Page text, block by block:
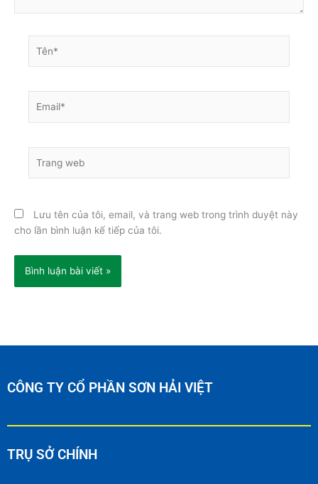
web
Lưu tên của tôi, email, và trang web trong trình duyệt này
cho lần bình luận kế tiếp của tôi.
CÔNG TY CỔ PHẦN SƠN HẢI VIỆT
TRỤ SỞ CHÍNH